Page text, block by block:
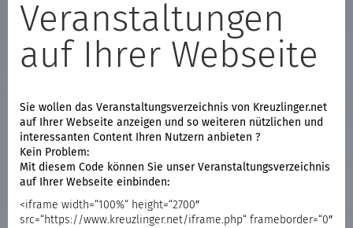
Veranstaltungen
auf Ihrer Webseite
Sie wollen das Veranstaltungsverzeichnis von Kreuzlinger.net
auf Ihrer Webseite anzeigen und so weiteren nützlichen und
interessanten Content Ihren Nutzern anbieten ?
Kein Problem:
Mit diesem Code können Sie unser Veranstaltungsverzeichnis
auf Ihrer Webseite einbinden:
<iframe width=“100%“ height=“2700″
src=“https://www.kreuzlinger.net/iframe.php“ frameborder=“0″